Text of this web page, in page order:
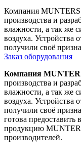
Компания MUNTERS
производства и
влажности, а так же
воздуха. Устройства
получили своё
Заказ оборудования
Компания
производства и
влажности, а так же
воздуха. Устройства
получили своё
готова
продукцию
производителей.